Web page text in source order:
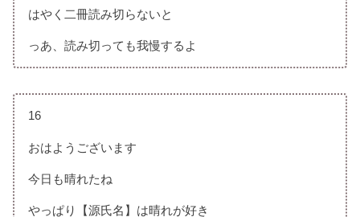
はやく二冊読み切らないと
っあ、読み切っても我慢するよ
16
おはようございます
今日も晴れたね
やっぱり【源氏名】は晴れが好き